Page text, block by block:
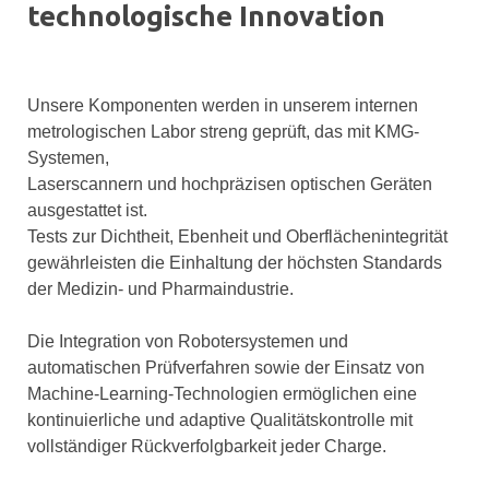
technologische Innovation
Unsere Komponenten werden in unserem internen
metrologischen Labor streng geprüft, das mit KMG-
Systemen,
Laserscannern und hochpräzisen optischen Geräten
ausgestattet ist.
Tests zur Dichtheit, Ebenheit und Oberflächenintegrität
gewährleisten die Einhaltung der höchsten Standards
der Medizin- und Pharmaindustrie.
Die Integration von Robotersystemen und
automatischen Prüfverfahren sowie der Einsatz von
Machine-Learning-Technologien ermöglichen eine
kontinuierliche und adaptive Qualitätskontrolle mit
vollständiger Rückverfolgbarkeit jeder Charge.